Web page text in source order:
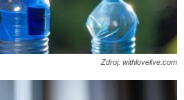
Zdroj: withlovelive.com